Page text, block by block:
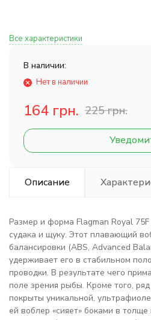
Все характеристики
В наличии:
Нет в наличии
164 грн. 225 грн.
Описание
Размер и форма Flagman Royal
судака и щуку. Этот плавающий
балансировки (ABS, Advanced
удерживает его в стабильном
проводки. В результате чего
поле зрения рыбы. Кроме того,
покрыты уникальной,
ей воблер «сияет» боками в